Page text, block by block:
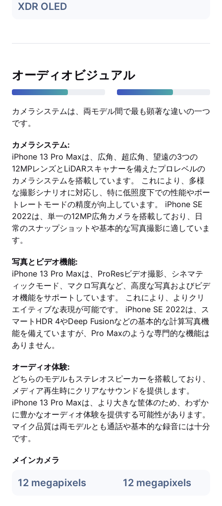
XDR OLED
オーディオビジュアル
カメラシステムは、両モデル間で最も顕著な違いの一つ
です。
カメラシステム:
iPhone 13 Pro Maxは、広角、超広角、望遠の3つの
12MPレンズとLiDARスキャナーを備えたプロレベルの
カメラシステムを搭載しています。 これにより、多様
な撮影シナリオに対応し、特に低照度下での性能やポー
トレートモードの精度が向上しています。 iPhone SE
2022は、単一の12MP広角カメラを搭載しており、日
常のスナップショットや基本的な写真撮影に適していま
す。
写真とビデオ機能:
iPhone 13 Pro Maxは、ProResビデオ撮影、シネマテ
ィックモード、マクロ写真など、高度な写真およびビデ
オ機能をサポートしています。 これにより、よりクリ
エイティブな表現が可能です。 iPhone SE 2022は、ス
マートHDR 4やDeep Fusionなどの基本的な計算写真機
能を備えていますが、Pro Maxのような専門的な機能は
ありません。
オーディオ体験:
どちらのモデルもステレオスピーカーを搭載しており、
メディア再生時にクリアなサウンドを提供します。
iPhone 13 Pro Maxは、より大きな筐体のため、わずか
に豊かなオーディオ体験を提供する可能性があります。
マイク品質は両モデルとも通話や基本的な録音には十分
です。
メインカメラ
12 megapixels 12 megapixels